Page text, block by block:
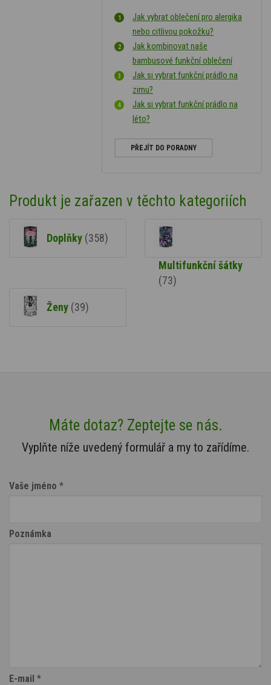
Jak vybrat oblečení pro alergika
nebo citlivou pokožku?
Jak kombinovat naše
bambusové funkční oblečení
Jak si vybrat funkční prádlo na
zimu?
Jak si vybrat funkční prádlo na
léto?
PŘEJÍT DO PORADNY
Produkt je zařazen v těchto kategoriích
Doplňky (358)
Multifunkční šátky
(73)
Ženy (39)
Máte dotaz? Zeptejte se nás.
Vyplňte níže uvedený formulář a my to zařídíme.
Vaše jméno *
Poznámka
E-mail *